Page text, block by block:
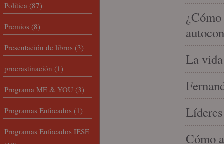
La
Cómo
Política (87)
Premios (8)
Presentación de libros (3)
procrastinación (1)
Programa ME & YOU (3)
Programas Enfocados (1)
Programas Enfocados IESE